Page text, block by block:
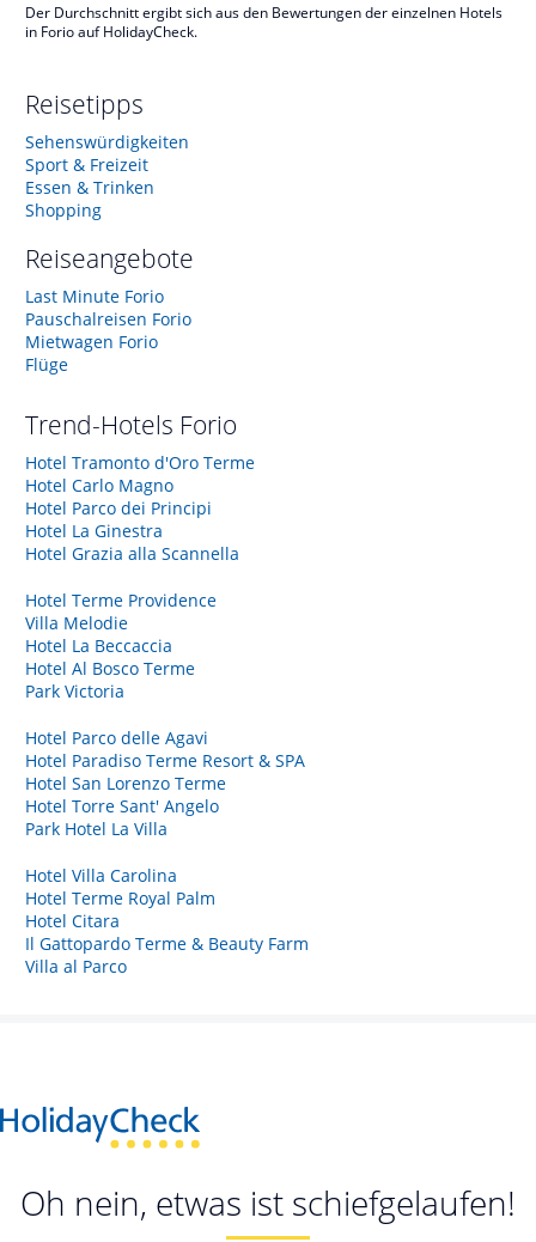
Der Durchschnitt ergibt sich aus den Bewertungen der einzelnen Hotels
in Forio auf HolidayCheck.
Reisetipps
Sehenswürdigkeiten
Sport & Freizeit
Essen & Trinken
Shopping
Reiseangebote
Last Minute Forio
Pauschalreisen Forio
Mietwagen Forio
Flüge
Trend-Hotels Forio
Hotel Tramonto d'Oro Terme
Hotel Carlo Magno
Hotel Parco dei Principi
Hotel La Ginestra
Hotel Grazia alla Scannella
Hotel Terme Providence
Villa Melodie
Hotel La Beccaccia
Hotel Al Bosco Terme
Park Victoria
Hotel Parco delle Agavi
Hotel Paradiso Terme Resort & SPA
Hotel San Lorenzo Terme
Hotel Torre Sant' Angelo
Park Hotel La Villa
Hotel Villa Carolina
Hotel Terme Royal Palm
Hotel Citara
Il Gattopardo Terme & Beauty Farm
Villa al Parco
Oh nein, etwas ist schiefgelaufen!